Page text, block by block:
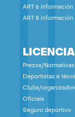
ART 6
ART 8
Prezos/Normativas
Deportistas e
Clubs/
Oficiais
Seguro deportivo